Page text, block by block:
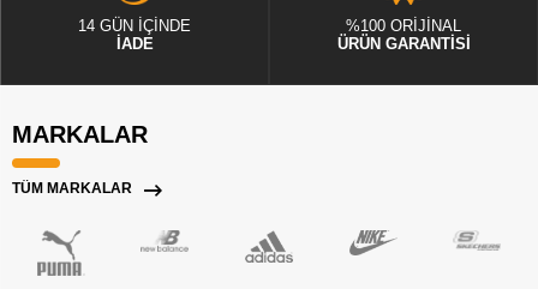
14 GÜN İÇİNDE
İADE
%100 ORİJİNAL
ÜRÜN GARANTİSİ
MARKALAR
TÜM MARKALAR